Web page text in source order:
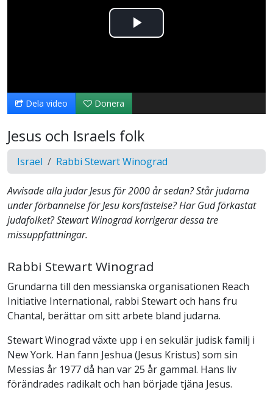
Spela
video
Dela video Donera
Jesus och Israels folk
Israel Rabbi Stewart Winograd
Avvisade alla judar Jesus för 2000 år sedan? Står judarna
under förbannelse för Jesu korsfästelse? Har Gud förkastat
judafolket? Stewart Winograd korrigerar dessa tre
missuppfattningar.
Rabbi Stewart Winograd
Grundarna till den messianska organisationen Reach
Initiative International, rabbi Stewart och hans fru
Chantal, berättar om sitt arbete bland judarna.
Stewart Winograd växte upp i en sekulär judisk familj i
New York. Han fann Jeshua (Jesus Kristus) som sin
Messias år 1977 då han var 25 år gammal. Hans liv
förändrades radikalt och han började tjäna Jesus.